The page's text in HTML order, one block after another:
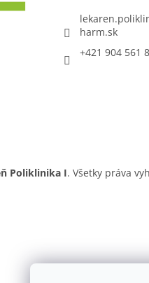
harm.sk
+421 904 561
Poliklinika I. Všetky práva